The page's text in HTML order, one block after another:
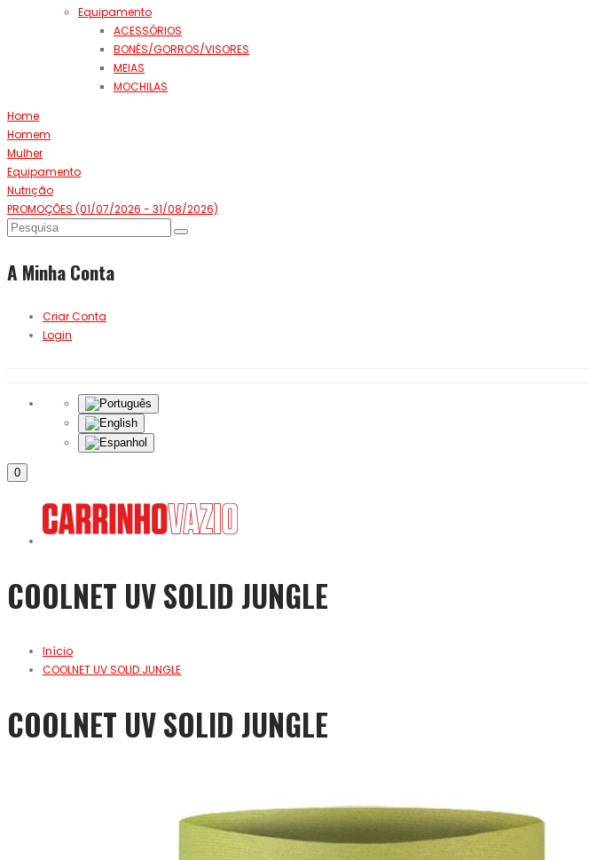
Equipamento
ACESSÓRIOS
BONÉS/GORROS/VISORES
MEIAS
MOCHILAS
Home
Homem
Mulher
Equipamento
Nutrição
PROMOÇÕES (01/07/2026 - 31/08/2026)
A Minha Conta
Criar Conta
Login
0
COOLNET UV SOLID JUNGLE
Início
COOLNET UV SOLID JUNGLE
COOLNET UV SOLID JUNGLE